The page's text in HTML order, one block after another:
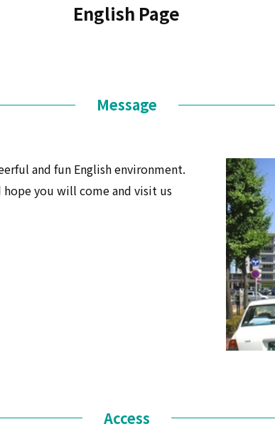
English Page
Message
and fun English environment.
hope you will come and visit us
Access